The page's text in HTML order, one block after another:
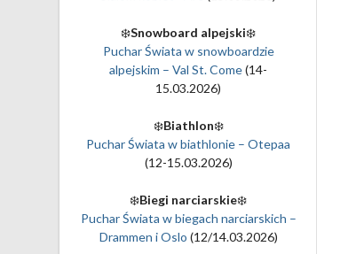
❄️Snowboard alpejski❄️
Puchar Świata w snowboardzie
alpejskim – Val St. Come(14-
15.03.2026)
❄️Biathlon❄️
Puchar Świata w biathlonie – Otepaa
(12-15.03.2026)
❄️Biegi narciarskie❄️
Puchar Świata w biegach narciarskich –
Drammen i Oslo (12/14.03.2026)